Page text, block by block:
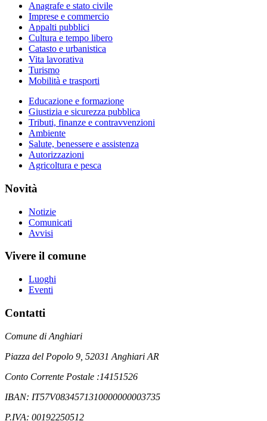
Anagrafe e stato civile
Imprese e commercio
Appalti pubblici
Cultura e tempo libero
Catasto e urbanistica
Vita lavorativa
Turismo
Mobilità e trasporti
Educazione e formazione
Giustizia e sicurezza pubblica
Tributi, finanze e contravvenzioni
Ambiente
Salute, benessere e assistenza
Autorizzazioni
Agricoltura e pesca
Novità
Notizie
Comunicati
Avvisi
Vivere il comune
Luoghi
Eventi
Contatti
Comune di Anghiari
Piazza del Popolo 9, 52031 Anghiari AR
Conto Corrente Postale :14151526
IBAN: IT57V0834571310000000003735
P.IVA: 00192250512